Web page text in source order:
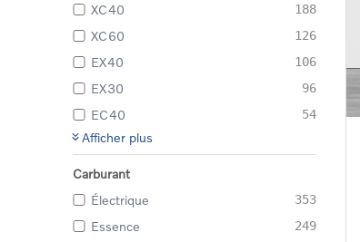
XC40
188
XC60 126
EX40 106
EX30 96
EC40 54
Afficher plus
Carburant
Électrique
353
Essence 249